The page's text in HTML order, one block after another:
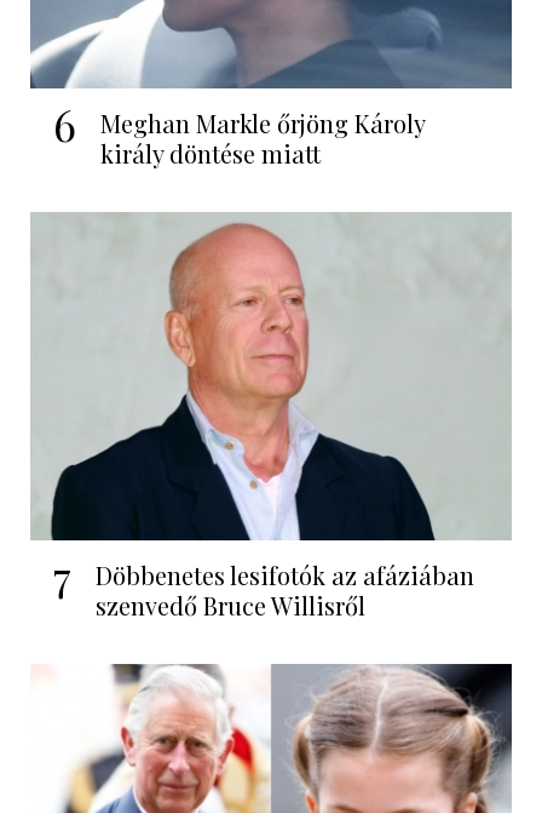
6
Meghan Markle őrjöng Károly
király döntése miatt
7
Döbbenetes lesifotók az afáziában
szenvedő Bruce Willisről